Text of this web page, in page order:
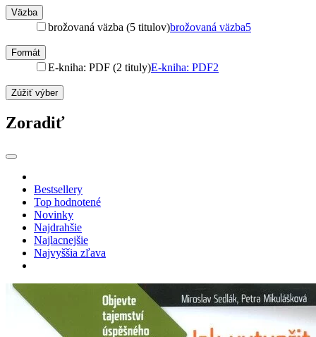
Väzba
brožovaná väzba (5 titulov)brožovaná väzba5
Formát
E-kniha: PDF (2 tituly)E-kniha: PDF2
Zúžiť výber
Zoradiť
Bestsellery
Top hodnotené
Novinky
Najdrahšie
Najlacnejšie
Najvyššia zľava